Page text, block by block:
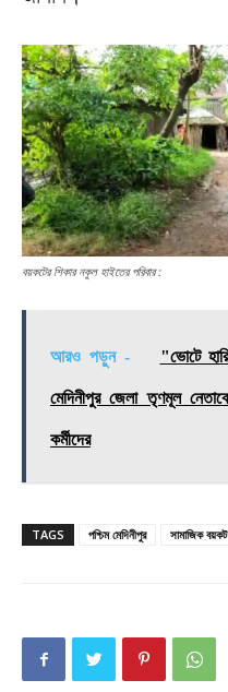
বয়কটের শিকার নকুল হাইতের পরিবার :
আরও পড়ুন - "ভোটে
মেদিনীপুর জেলা তৃণমূল
কর্মীদের
TAGS পশ্চিম মেদিনীপুর সামাজিক বয়কট